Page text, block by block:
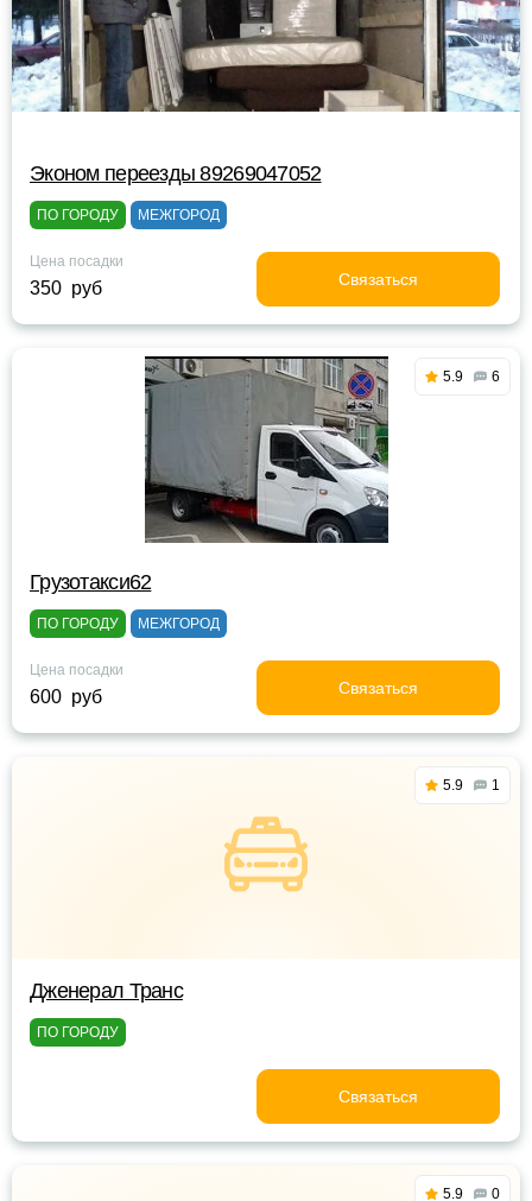
Эконом переезды 89269047052
ПО ГОРОДУ МЕЖГОРОД
Цена посадки
350 руб Связаться
5.9 6
Грузотакси62
ПО ГОРОДУ МЕЖГОРОД
Цена посадки
600 руб Связаться
5.9 1
Дженерал Транс
ПО ГОРОДУ
Связаться
5.9 0